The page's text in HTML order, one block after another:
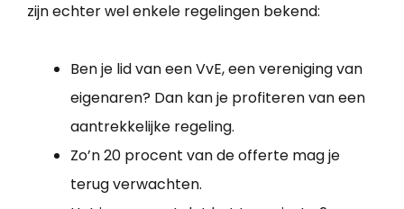
zijn echter wel enkele regelingen bekend:
Ben je lid van een VvE, een vereniging van
eigenaren? Dan kan je profiteren van een
aantrekkelijke regeling.
Zo’n 20 procent van de offerte mag je
terug verwachten.